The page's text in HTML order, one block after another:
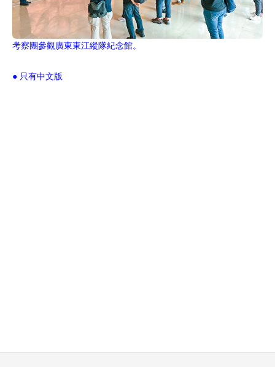
考察團參觀廣東東江縱隊紀念館。
● 只有中文版